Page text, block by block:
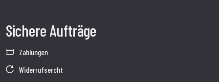
Sichere Aufträge
Zahlungen
Widerrufsercht